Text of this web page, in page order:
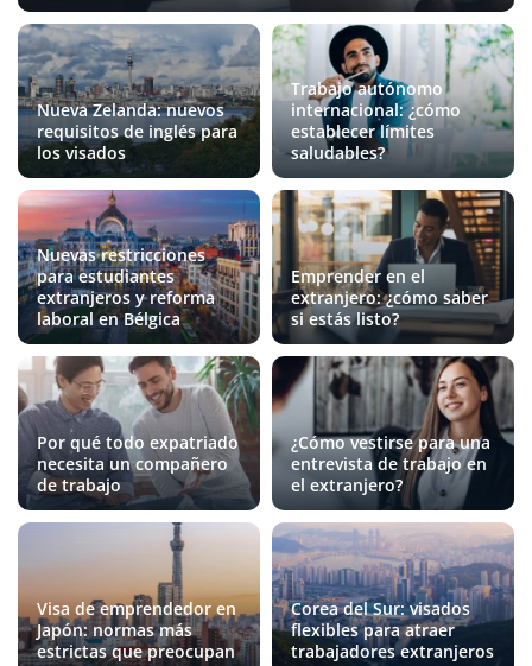
Nueva Zelanda: nuevos
requisitos de inglés para
los visados
Trabajo autónomo
internacional: ¿cómo
establecer límites
saludables?
Nuevas restricciones
para estudiantes
extranjeros y reforma
laboral en Bélgica
Emprender en el
extranjero: ¿cómo saber
si estás listo?
Por qué todo expatriado
necesita un compañero
de trabajo
¿Cómo vestirse para una
entrevista de trabajo en
el extranjero?
Visa de emprendedor en
Japón: normas más
estrictas que preocupan
Corea del Sur: visados
flexibles para atraer
trabajadores extranjeros